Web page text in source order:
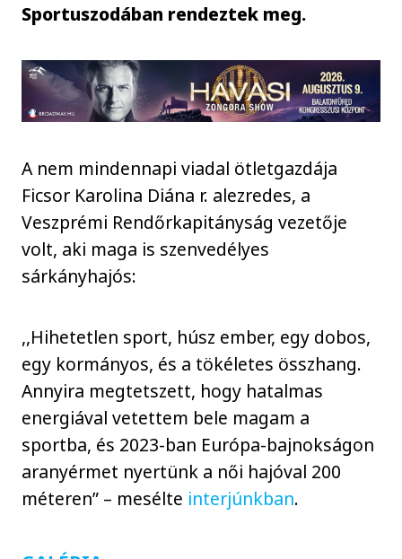
Sportuszodában rendeztek meg.
A nem mindennapi viadal ötletgazdája
Ficsor Karolina Diána r. alezredes, a
Veszprémi Rendőrkapitányság vezetője
volt, aki maga is szenvedélyes
sárkányhajós:
,,Hihetetlen sport, húsz ember, egy dobos,
egy kormányos, és a tökéletes összhang.
Annyira megtetszett, hogy hatalmas
energiával vetettem bele magam a
sportba, és 2023-ban Európa-bajnokságon
aranyérmet nyertünk a női hajóval 200
méteren” – mesélte interjúnkban.